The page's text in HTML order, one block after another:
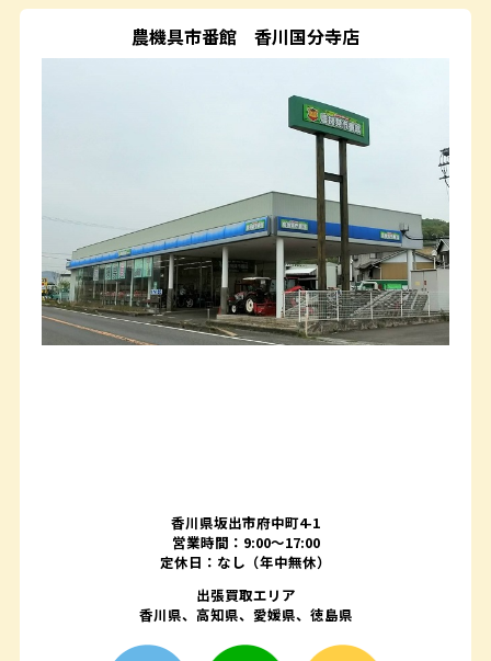
農機具市番館 香川国分寺店
香川県坂出市府中町4-1
営業時間：9:00～17:00
定休日：なし（年中無休）
出張買取エリア
香川県、高知県、愛媛県、徳島県